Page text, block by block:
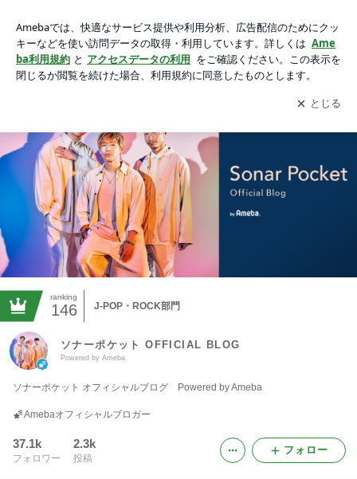
アプリをダウンロードして ブログの更新通知
を受け取りまし
ょう。
開く
ranking
146 J-POP・ROCK部門
ソナーポケット OFFICIAL BLOG
Powered by Ameba
ソナーポケット オフィシャルブログ Powered by Ameba
Amebaオフィシャルブロガー
37.1k
フォロワー
2.3k
投稿
フォロー